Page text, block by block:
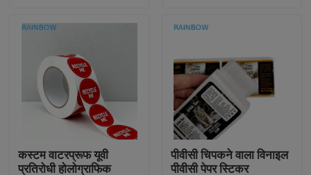
प्लास्टिक पाउच पैकेजिंग
स्नैक बैग पैकेजिंग
टोंटी थैली पैकेजिंग
कस्टम वाटरप्रूफ यूवी
प्रतिरोधी होलोग्राफिक
पीवीसी चिपकने वाला विनाइल
पीवीसी पेपर स्टिकर